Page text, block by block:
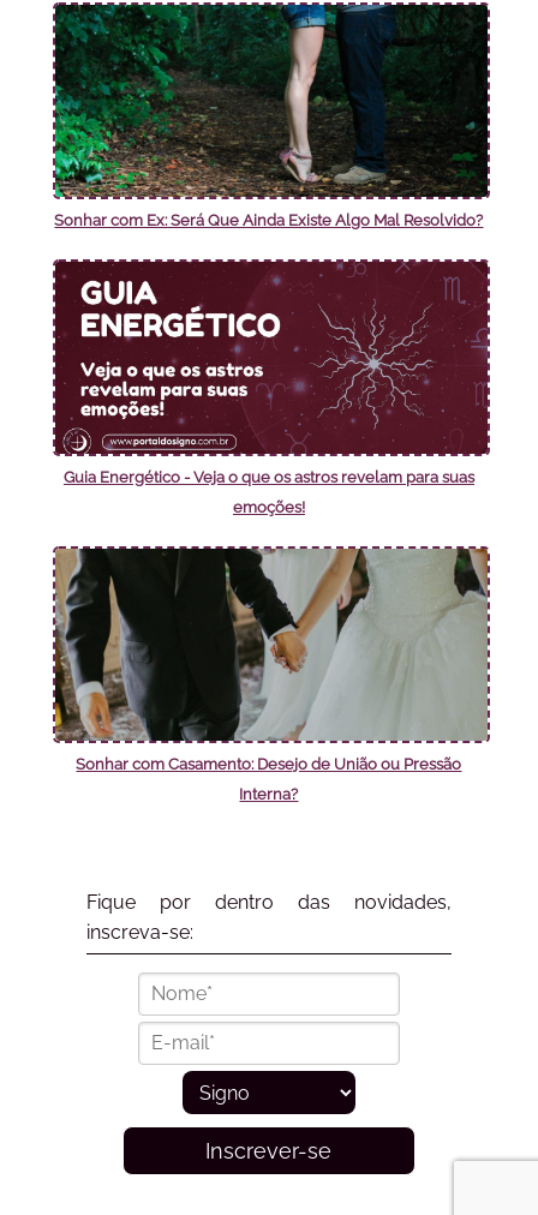
Sonhar com Ex: Será Que Ainda Existe Algo Mal Resolvido?
Guia Energético - Veja o que os astros revelam para suas
emoções!
Sonhar com Casamento: Desejo de União ou Pressão
Interna?
Fique por dentro das novidades,
inscreva-se:
Inscrever-se